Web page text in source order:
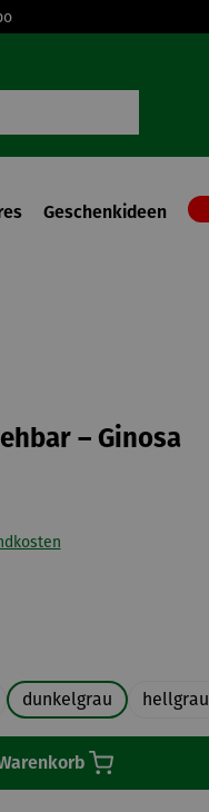
Geschenkideen
– Ginosa
dunkelgrau hellgrau